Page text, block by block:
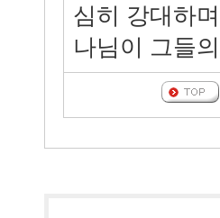
심히 강대하
나님이 그들